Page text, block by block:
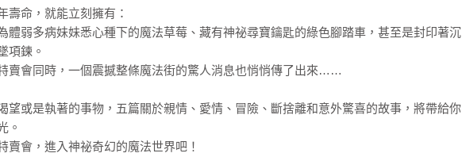
壽命，就能立刻擁有：
體弱多病妹妹悉心種下的魔法草莓、藏有神祕尋寶鑰匙的綠色腳踏車，甚至是封印著沉
項鍊。
賣會同時，一個震撼整條魔法街的驚人消息也悄悄傳了出來……
望或是執著的事物，五篇關於親情、愛情、冒險、斷捨離和意外驚喜的故事，將帶給你
。
賣會，進入神祕奇幻的魔法世界吧！